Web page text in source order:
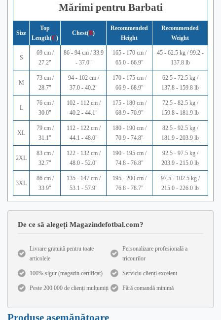
Mărimi pentru Barbati
Size
Top
Length(C)
Chest(B)
Recommended
Height
Recommended
Weight
S
69 cm /
27.2"
86 - 94 cm / 33.9
- 37.0"
165 - 170 cm /
65.0 - 66.9"
45 - 62.5 kg / 99.2 -
137.8 lb
M
73 cm /
28.7"
94 - 102 cm /
37.0 - 40.2"
170 - 175 cm /
66.9 - 68.9"
62.5 - 72.5 kg /
137.8 - 159.8 lb
L
76 cm /
30.0"
102 - 112 cm /
40.2 - 44.1"
175 - 180 cm /
68.9 - 70.9"
72.5 - 82.5 kg /
159.8 - 181.9 lb
XL
79 cm /
31.1"
112 - 122 cm /
44.1 - 48.0"
180 - 190 cm /
70.9 - 74.8"
82.5 - 92.5 kg /
181.9 - 203.9 lb
2XL
83 cm /
32.7"
122 - 132 cm /
48.0 - 52.0"
190 - 195 cm /
74.8 - 76.8"
92.5 - 97.5 kg /
203.9 - 215.0 lb
3XL
86 cm /
33.9"
135 - 147 cm /
53.1 - 57.9"
195 - 200 cm /
76.8 - 78.7"
97.5 - 102.5 kg /
215.0 - 226.0 lb
De ce să alegeți Magazindefotbal.com?
Livrare gratuită pentru toate
articolele
100% sigur (magazin certificat)
Peste 200.000 de clienți mulțumiți
Personalizare profesională a
tricourilor
Serviciu clienți excelent
Fără comandă minimă
Produse asemănătoare